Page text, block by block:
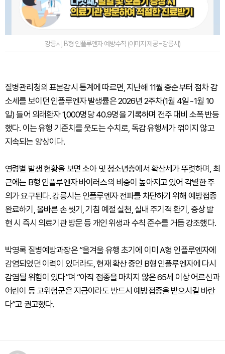
강릉시, B형 인플루엔자 예방수칙 (이미지 제공=강릉시)
질병관리청의 표본감시 통계에 따르면, 지난해 11월 중순부터 점차 감
소세를 보이던 인플루엔자 발생률은 2026년 2주차(1월 4일~1월 10
일) 들어 외래환자 1,000명당 40.9명을 기록하며 전주 대비 소폭 반등
했다. 이는 유행 기준치를 웃도는 수치로, 독감 유행세가 꺾이지 않고
지속되는 양상이다.
연령별 발생 현황을 보면 소아 및 청소년층에서 확산세가 뚜렷하며, 최
근에는 B형 인플루엔자 바이러스의 비중이 높아지고 있어 각별한 주
의가 요구된다. 강릉시는 인플루엔자 전파를 차단하기 위해 예방접종
완료하기, 올바른 손 씻기, 기침 예절 실천, 실내 주기적 환기, 증상 발
현 시 즉시 의료기관 방문 등 개인 위생과 수칙 준수를 거듭 강조했다.
박영록 질병예방과장은 “올겨울 유행 초기에 이미 A형 인플루엔자에
감염되었던 이력이 있더라도, 현재 확산 중인 B형 인플루엔자에 다시
감염될 위험이 있다”며 “아직 접종을 마치지 않은 65세 이상 어르신과
어린이 등 고위험군은 지금이라도 반드시 예방접종을 받으시길 바란
다”고 권고했다.